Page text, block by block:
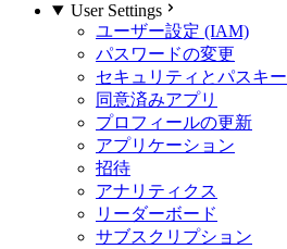
User Settings
ユーザー設定 (IAM)
パスワードの変更
セキュリティとパスキー
同意済みアプリ
プロフィールの更新
アプリケーション
招待
アナリティクス
リーダーボード
サブスクリプション